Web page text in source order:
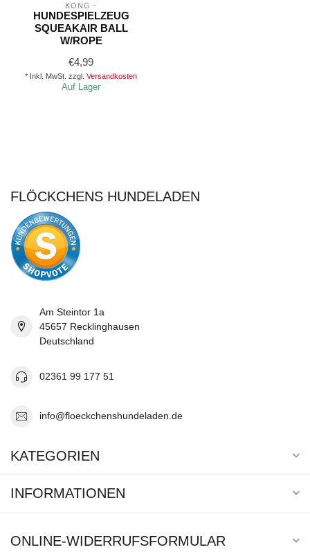
KONG -
HUNDESPIELZEUG
SQUEAKAIR BALL
W/ROPE
€4,99
* Inkl. MwSt. zzgl. Versandkosten
Auf Lager
FLÖCKCHENS HUNDELADEN
Am Steintor 1a
45657 Recklinghausen
Deutschland
02361 99 177 51
info@floeckchenshundeladen.de
KATEGORIEN
INFORMATIONEN
ONLINE-WIDERRUFSFORMULAR